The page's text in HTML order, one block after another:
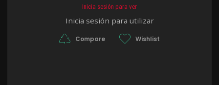
Inicia sesión para ver
Inicia sesión para utilizar
Compare Wishlist